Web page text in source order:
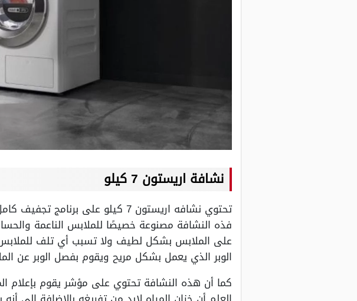
نشافة اريستون 7 كيلو
تحتوي نشافه اريستون 7 كيلو على
فذه النشافة مصنوعة خصيصًا للملابس الناعمة
على الملابس بشكل لطيف ولا تسبب أي تلف
الوبر الذي يعمل بشكل مريح ويقوم بفصل الوبر عن
كما أن هذه النشافة تحتوي على مؤشر يقوم بإعلام